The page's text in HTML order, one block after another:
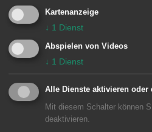
aufgefunden. Wegen
wurden
Unterstützung des
durchgeführt. So
Rettungsdienst mit
Wohnung.
Kartenanzeige
↓ 1 Dienst
Abspielen von Videos
↓ 1 Dienst
Alle Dienste aktivieren oder
Mit diesem Schalter können
deaktivieren.